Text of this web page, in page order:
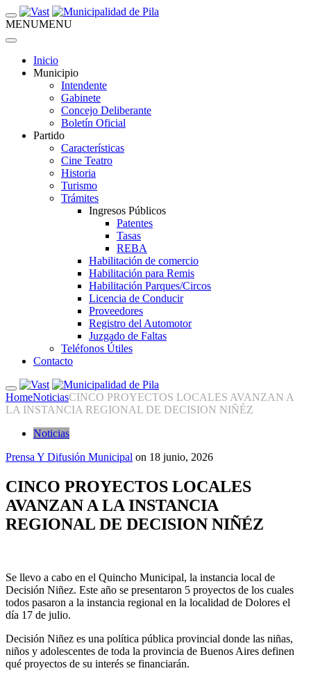
MENUMENU
Inicio
Municipio
Intendente
Gabinete
Concejo Deliberante
Boletín Oficial
Partido
Características
Cine Teatro
Historia
Turismo
Trámites
Ingresos Públicos
Patentes
Tasas
REBA
Habilitación de comercio
Habilitación para Remis
Habilitación Parques/Circos
Licencia de Conducir
Proveedores
Registro del Automotor
Juzgado de Faltas
Teléfonos Útiles
Contacto
HomeNoticiasCINCO PROYECTOS LOCALES AVANZAN A
LA INSTANCIA REGIONAL DE DECISION NIÑÉZ
Noticias
Prensa Y Difusión Municipal on 18 junio, 2026
CINCO PROYECTOS LOCALES
AVANZAN A LA INSTANCIA
REGIONAL DE DECISION NIÑÉZ
Se llevo a cabo en el Quincho Municipal, la instancia local de
Decisión Niñez. Este año se presentaron 5 proyectos de los cuales
todos pasaron a la instancia regional en la localidad de Dolores el
día 17 de julio.
Decisión Niñez es una política pública provincial donde las niñas,
niños y adolescentes de toda la provincia de Buenos Aires definen
qué proyectos de su interés se financiarán.